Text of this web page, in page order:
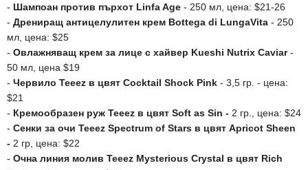
- Шампоан против пърхот Linfa Age - 250 мл, цена: $21-26
- Дрениращ антицелулитен крем Bottega di LungaVita - 250
мл, цена: $25
- Овлажняващ крем за лице с хайвер Kueshi Nutrix Caviar-
50 мл, цена $19
- Червило Teeez в цвят Cocktail Shock Pink - 3,5 гр. - цена:
$21
- Кремообразен руж Teeez в цвят Soft as Sin - 2 гр., цена: $24
- Сенки за очи Teeez Spectrum of Stars в цвят Apricot Sheen
- 2 гр, цена: $22
- Очна линия молив Teeez Mysterious Crystal в цвят Rich